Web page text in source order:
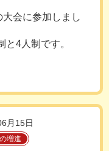
会に参加しまし
4人制です。
月15日
増進